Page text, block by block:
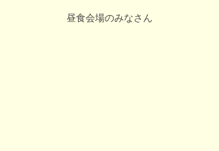
昼食会場のみなさん